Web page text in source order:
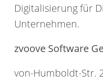
Digitalisierung für
Unternehmen.
zvoove Software
von-Humboldt-Str.